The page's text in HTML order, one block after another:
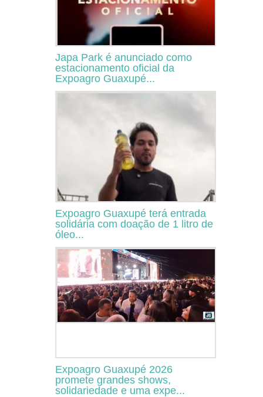
Japa Park é anunciado como
estacionamento oficial da
Expoagro Guaxupé...
Expoagro Guaxupé terá entrada
solidária com doação de 1 litro de
óleo...
Expoagro Guaxupé 2026
promete grandes shows,
solidariedade e uma expe...